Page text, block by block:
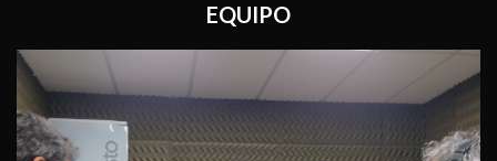
EQUIPO